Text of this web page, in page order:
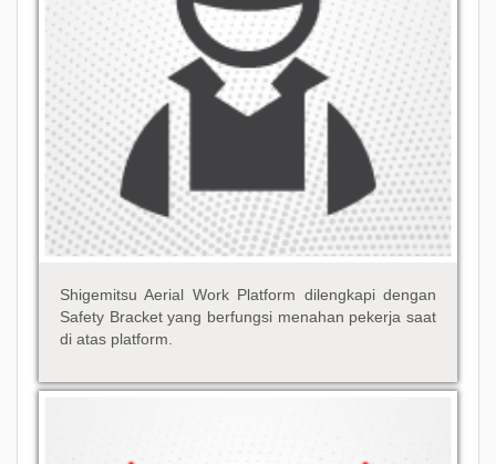
Shigemitsu Aerial Work Platform dilengkapi dengan
Safety Bracket yang berfungsi menahan pekerja saat
di atas platform.